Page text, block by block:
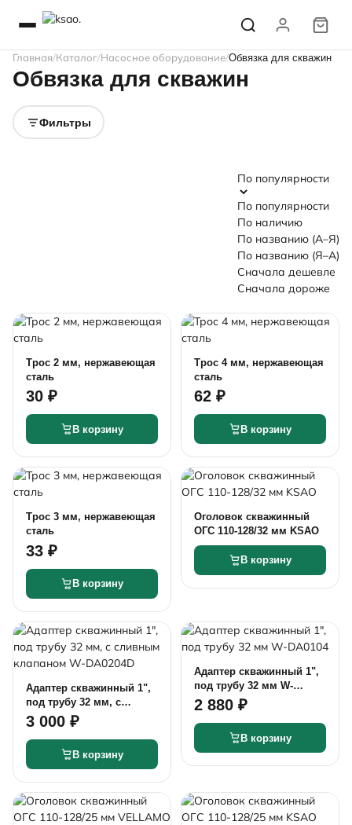
Главная Каталог Насосное оборудование Обвязка для скважин
Обвязка для скважин
Фильтры
По популярности
По популярности
По наличию
По названию (А–Я)
По названию (Я–А)
Сначала дешевле
Сначала дороже
Трос 2 мм, нержавеющая
сталь
30 ₽
В корзину
Трос 4 мм, нержавеющая
сталь
62 ₽
В корзину
Трос 3 мм, нержавеющая
сталь
33 ₽
В корзину
Оголовок скважинный
ОГС 110-128/32 мм KSAO
В корзину
Адаптер скважинный 1",
под трубу 32 мм, с
сливным клапаном W-
DA0204D
3 000 ₽
В корзину
Адаптер скважинный 1",
под трубу 32 мм W-
DA0104
2 880 ₽
В корзину